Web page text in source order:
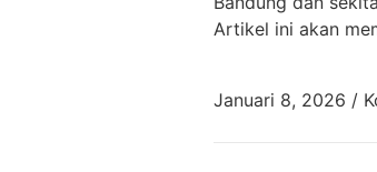
Artikel ini akan
Januari 8, 2026 /